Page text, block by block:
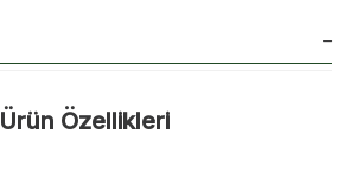
Ürün Özellikleri